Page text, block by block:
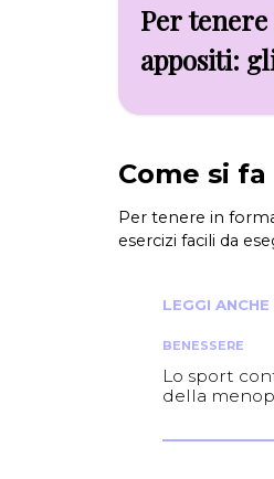
Per
appositi:
Come si
Per tenere in
esercizi facili da
LEGGI ANCHE
BENESSERE
Lo sport
della